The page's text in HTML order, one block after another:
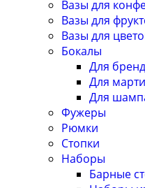
Вазы для
Вазы для
Вазы для
Бокалы
Для
Для
Для
Фужеры
Рюмки
Стопки
Наборы
Барные